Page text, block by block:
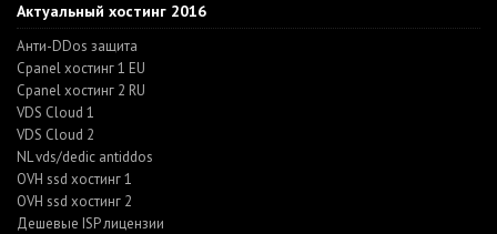
Актуальный хостинг 2016
Анти-DDos защита
Cpanel хостинг 1 EU
Cpanel хостинг 2 RU
VDS Cloud 1
VDS Cloud 2
NL vds/dedic antiddos
OVH ssd хостинг 1
OVH ssd хостинг 2
Дешевые ISP лицензии